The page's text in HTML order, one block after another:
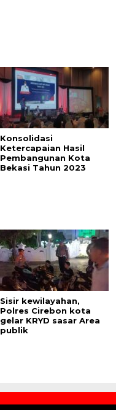
Konsolidasi
Ketercapaian Hasil
Pembangunan Kota
Bekasi Tahun 2023
Sisir kewilayahan,
Polres Cirebon kota
gelar KRYD sasar Area
publik